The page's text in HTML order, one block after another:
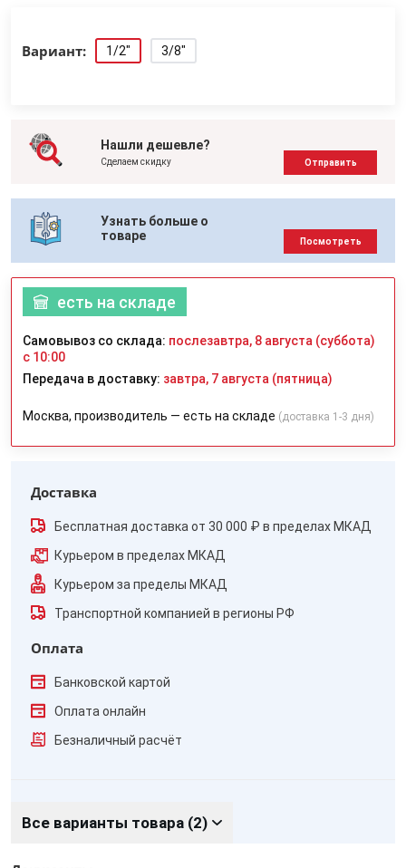
Вариант: 1/2" 3/8"
Нашли дешевле?
Сделаем скидку Отправить
Узнать больше о
товаре
Посмотреть
есть на складе
Самовывоз со склада: послезавтра, 8 августа (суббота)
с 10:00
Передача в доставку: завтра, 7 августа (пятница)
Москва, производитель — есть на складе (доставка 1-3 дня)
Доставка
Бесплатная доставка от 30 000 ₽ в пределах МКАД
Курьером в пределах МКАД
Курьером за пределы МКАД
Транспортной компанией в регионы РФ
Оплата
Банковской картой
Оплата онлайн
Безналичный расчёт
Все варианты товара (2)